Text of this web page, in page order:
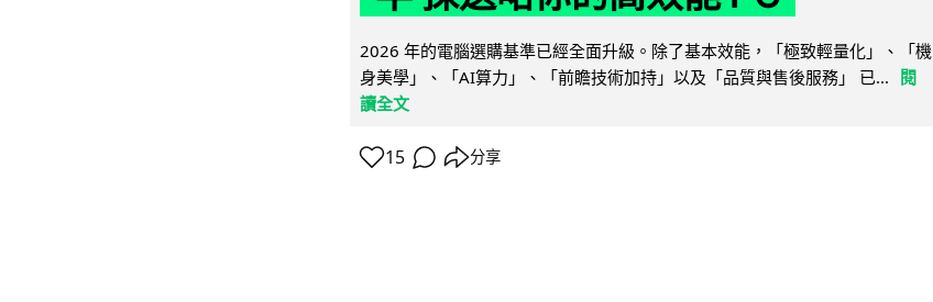
2026 年的電腦選購基準已經全面升級。除了基本效能，「極致輕量化」、「機
身美學」、「AI算力」、「前瞻技術加持」以及「品質與售後服務」 已...
閱
讀全文
15 分享